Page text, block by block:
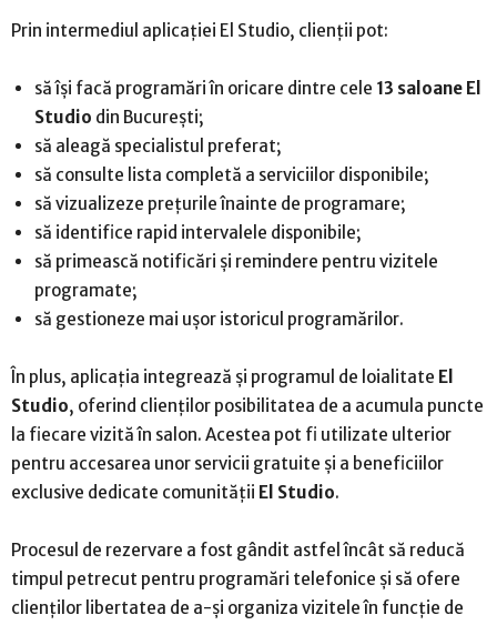
Prin intermediul aplicației El Studio, clienții pot:
să își facă programări în oricare dintre cele 13 saloane El
Studio din București;
să aleagă specialistul preferat;
să consulte lista completă a serviciilor disponibile;
să vizualizeze prețurile înainte de programare;
să identifice rapid intervalele disponibile;
să primească notificări și remindere pentru vizitele
programate;
să gestioneze mai ușor istoricul programărilor.
În plus, aplicația integrează și programul de loialitate El
Studio, oferind clienților posibilitatea de a acumula puncte
la fiecare vizită în salon. Acestea pot fi utilizate ulterior
pentru accesarea unor servicii gratuite și a beneficiilor
exclusive dedicate comunității El Studio.
Procesul de rezervare a fost gândit astfel încât să reducă
timpul petrecut pentru programări telefonice și să ofere
clienților libertatea de a-și organiza vizitele în funcție de